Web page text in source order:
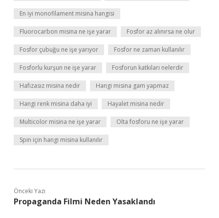
En iyi monofilament misina hangisi
Fluorocarbon misina ne işe yarar Fosfor az alınırsa ne olur
Fosfor çubuğu ne işe yarıyor Fosfor ne zaman kullanılır
Fosforlu kurşun ne işe yarar Fosforun katkıları nelerdir
Hafızasız misina nedir Hangi misina gam yapmaz
Hangi renk misina daha iyi Hayalet misina nedir
Multicolor misina ne işe yarar Olta fosforu ne işe yarar
Spin için hangi misina kullanılır
Önceki Yazı
Propaganda Filmi Neden Yasaklandı